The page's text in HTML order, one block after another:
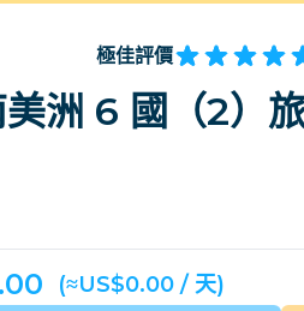
波斯尼亚和黑塞哥维那
象牙海岸
極佳評價
美洲 6 國（2）
(≈US$0.00 / 天)